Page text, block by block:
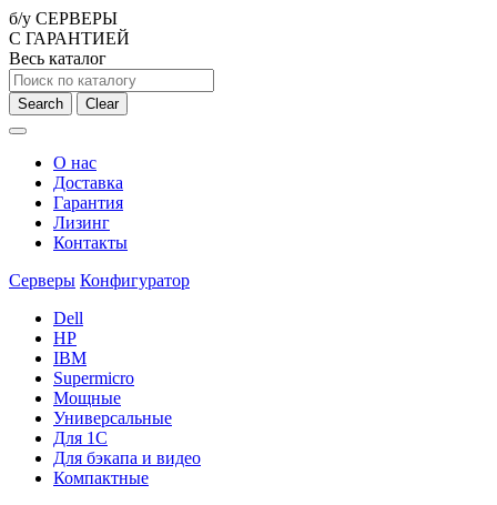
б/у СЕРВЕРЫ
С ГАРАНТИЕЙ
Весь каталог
Search Clear
О нас
Доставка
Гарантия
Лизинг
Контакты
Серверы Конфигуратор
Dell
HP
IBM
Supermicro
Мощные
Универсальные
Для 1С
Для бэкапа и видео
Компактные